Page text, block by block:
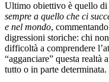
Ultimo obiettivo è quello di
sempre a quello che ci
e nel mondo,
digressioni storiche: chi
difficoltà a comprendere
“agganciare” questa realtà
tutto o in parte determinata.